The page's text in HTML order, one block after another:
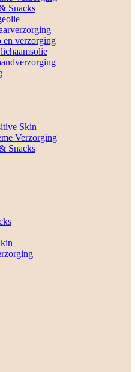
Snacks
en verzorging
Skin
Verzorging
Snacks